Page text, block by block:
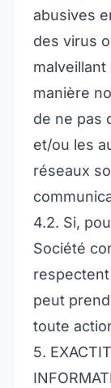
abusives
des virus
manière
de ne pas
et/ou les
réseaux
4.2. Si,
Société
peut
toute
5.